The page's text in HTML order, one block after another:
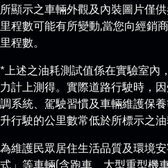
所顯示之車輛外觀及內裝圖片僅
里程數可能有所變動,當您向經銷
里程數。
*上述之油耗測試值係在實驗室內
力計上測得。實際道路行駛時，
調系統、駕駛習慣及車輛維護保
升行駛的公里數常低於所標示之油
為維護民眾居住生活品質及環境
式」等車輛(含跑車、大型重型機